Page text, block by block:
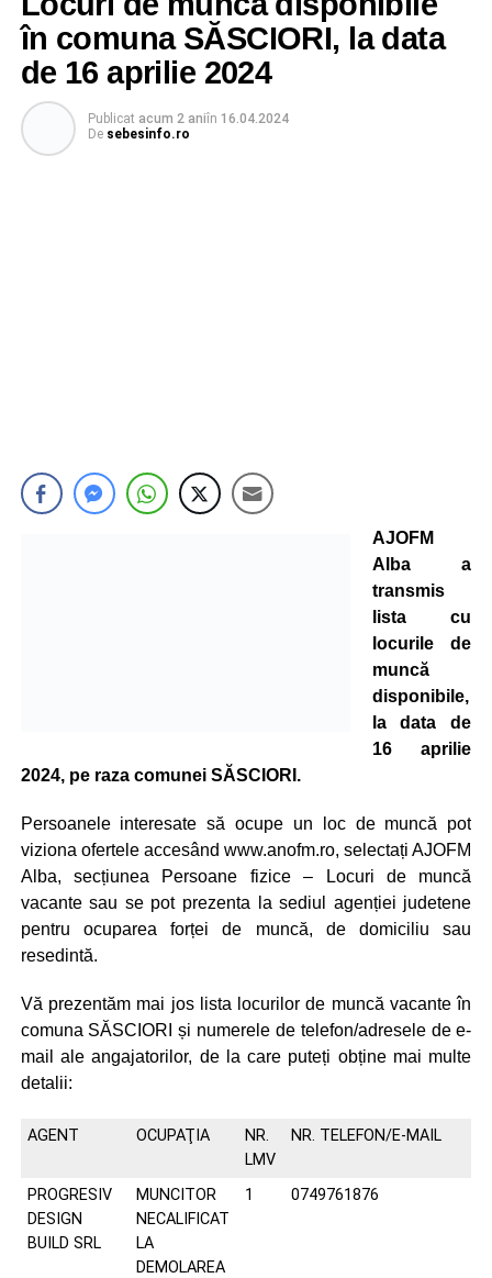
în comuna SĂSCIORI, la data
de 16 aprilie 2024
Publicat acum 2 aniîn 16.04.2024
De sebesinfo.ro
AJOFM
Alba a
transmis
lista cu
locurile de
muncă
disponibile,
la data de
16 aprilie
2024, pe raza comunei SĂSCIORI.
Persoanele interesate să ocupe un loc de muncă pot
viziona ofertele accesând www.anofm.ro, selectați AJOFM
Alba, secțiunea Persoane fizice – Locuri de muncă
vacante sau se pot prezenta la sediul agenției judetene
pentru ocuparea forței de muncă, de domiciliu sau
resedintă.
Vă prezentăm mai jos lista locurilor de muncă vacante în
comuna SĂSCIORI și numerele de telefon/adresele de e-
mail ale angajatorilor, de la care puteți obține mai multe
detalii:
AGENT OCUPAŢIA
NR.
LMV
NR. TELEFON/E-MAIL
PROGRESIV
DESIGN
BUILD SRL
MUNCITOR
NECALIFICAT
LA
DEMOLAREA
1 0749761876